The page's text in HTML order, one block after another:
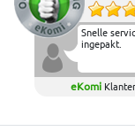
Snelle
ingepakt.
eKomi